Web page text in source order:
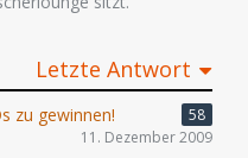
Letzte Antwort
zu gewinnen!
58
11. Dezember 2009